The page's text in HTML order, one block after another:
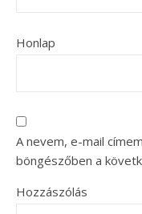
Honlap
A nevem, e-mail
böngészőben a
Hozzászólás